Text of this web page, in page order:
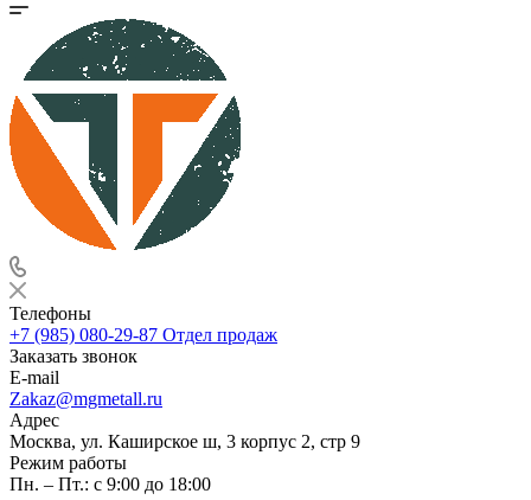
Телефоны
+7 (985) 080-29-87 Отдел продаж
Заказать звонок
E-mail
Zakaz@mgmetall.ru
Адрес
Москва, ул. Каширское ш, 3 корпус 2, стр 9
Режим работы
Пн. – Пт.: с 9:00 до 18:00